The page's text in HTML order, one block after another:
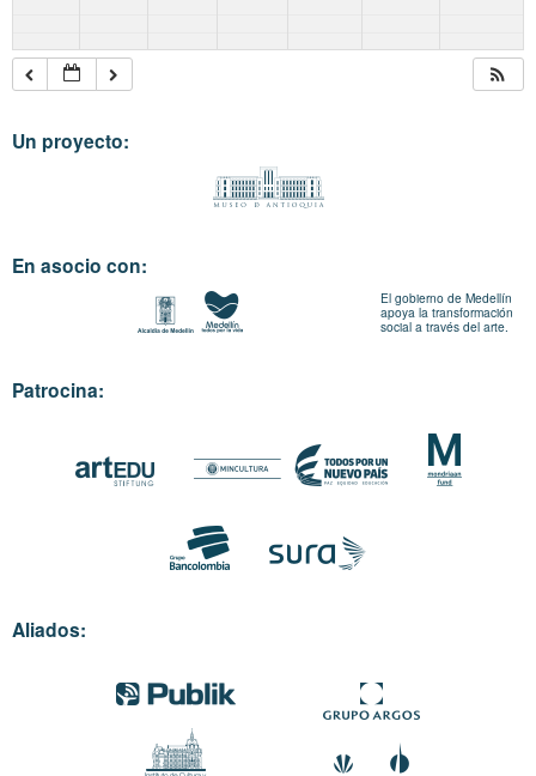
Un proyecto:
En asocio con:
El gobierno de Medellín
apoya la transformación
social a través del arte.
Patrocina:
Aliados: